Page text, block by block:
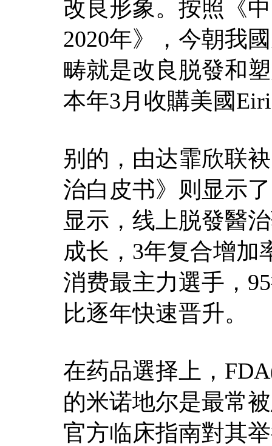
改良形象。按照《
2020年》，今朝我
畴就是改良脱發和
本年3月收購美國
别的，由达霏欣联
治白皮书》则显示
显示，线上脱發醫
成长，3年复合增加
消费最主力選手，
比逐年快速晋升。
在药品選择上，
的米诺地尔是最常
官方临床指南對其